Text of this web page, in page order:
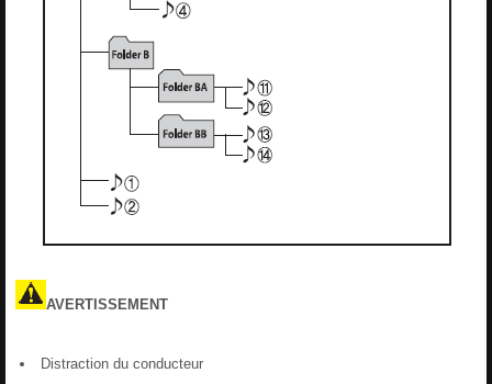
AVERTISSEMENT
Distraction du conducteur